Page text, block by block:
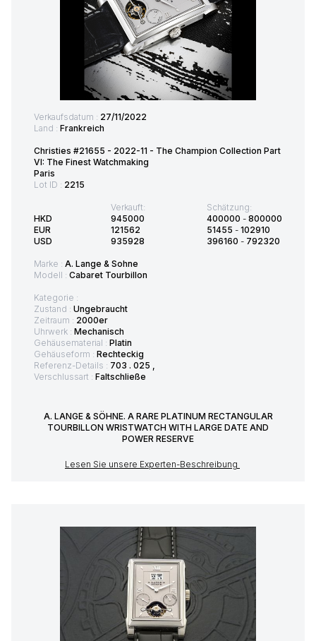
Verkaufsdatum : 27/11/2022
Land : Frankreich
Christies #21655 - 2022-11 - The Champion Collection Part
VI: The Finest Watchmaking
Paris
Lot ID : 2215
HKD
EUR
USD
Verkauft:
945000
121562
935928
Schätzung:
400000 - 800000
51455 - 102910
396160 - 792320
Marke : A. Lange & Sohne
Modell : Cabaret Tourbillon
Kategorie :
Zustand : Ungebraucht
Zeitraum : 2000er
Uhrwerk : Mechanisch
Gehäusematerial : Platin
Gehäuseform : Rechteckig
Referenz-Details : 703 . 025 ,
Verschlussart : Faltschließe
A. LANGE & SÖHNE. A RARE PLATINUM RECTANGULAR
TOURBILLON WRISTWATCH WITH LARGE DATE AND
POWER RESERVE
Lesen Sie unsere Experten-Beschreibung